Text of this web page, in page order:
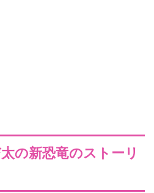
の新恐竜のストーリ